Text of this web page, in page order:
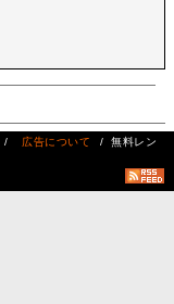
/ 広告について
/ 無料レン